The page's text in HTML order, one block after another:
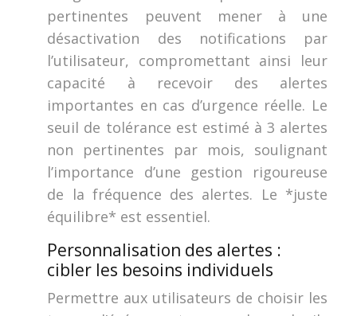
pertinentes peuvent mener à une
désactivation des notifications par
l’utilisateur, compromettant ainsi leur
capacité à recevoir des alertes
importantes en cas d’urgence réelle. Le
seuil de tolérance est estimé à 3 alertes
non pertinentes par mois, soulignant
l’importance d’une gestion rigoureuse
de la fréquence des alertes. Le *juste
équilibre* est essentiel.
Personnalisation des alertes :
cibler les besoins individuels
Permettre aux utilisateurs de choisir les